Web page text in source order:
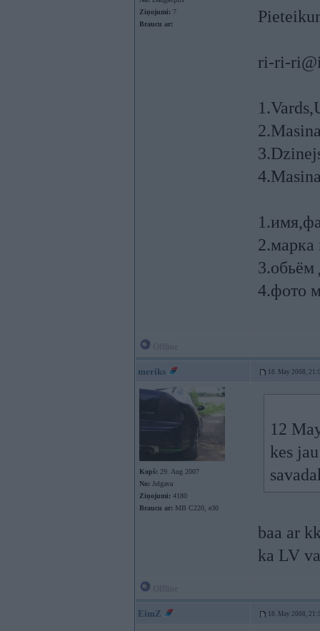
Ziņojumi: 7
Braucu ar:
ri-ri-
3.обьём
4.фото
meriks 18. May 2008,
Kopš: 29. Aug 2007
No: Jelgava
Ziņojumi: 4180
Braucu ar: MB C220, e30
12
kes
baa ar
ka LV
EimZ 18. May 2008,